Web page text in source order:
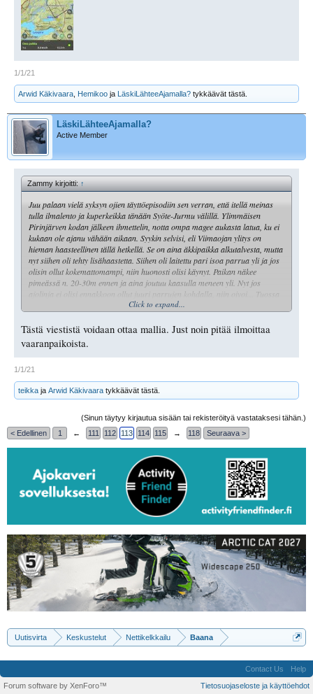
1/1/21
Arwid Käkivaara, Hemikoo ja LäskiLähteeAjamalla? tykkäävät tästä.
LäskiLähteeAjamalla?
Active Member
Zammy kirjoitti:↑
Juu palaan vielä syksyn ojien täyttöepisodiin sen verran, että itellä meinas
tulla ilmalento ja kuperkeikka tänään Syöte-Jurmu välillä. Ylimmäisen
Pirinjärven kodan jälkeen ihmettelin, notta ompa magee aukasta latua, ku ei
kukaan ole ajanu vähään aikaan. Syykin selvisi, eli Viimaojan ylitys on
hieman haasteellinen tällä hetkellä. Se on aina äkkipaikka alkutalvesta, mutta
nyt siihen oli tehty lisähaastetta. Siihen oli laitettu pari isoa parrua yli ja jos
olisin ollut kokemattomampi, niin huonosti olisi käynyt. Paikan näkee
pimeässä n. 20-30m ennen ja aina joutuu kaasulla meneen yli. Nyt jos
ajolinja ei olisi ennakkoon ollut juuri parrujen kohdalla, niin oivoi... Tuossa
on vettä reiteen asti ja sulaa on parrujen kohdalla 3m ja ranassa jääkannas.
tämmöstä tuuri pelleä joka ehtii painaa lämän pohjaan. Reitithän pitäisi olla
erityisesti ojien suhteen sellaisia, että niistä pääsee yli laillisella nopeudella,
tuosta ei pääse ku +80km/h ja sukset ilmassa.
Pitää huomenna laittaa viestiä poolille ja viranomaisille, että laittavat edes
varotukset ennen paikkaa. Tarvittaessa tuon pääsee kiertämään Lohivaaran
mettäautoteiden kautta, mutta eipä tuota ennakkoon osannu varoa.
View attachment 27624
Click to expand...
Tästä viestistä voidaan ottaa mallia. Just noin pitää ilmoittaa
vaaranpaikoista.
1/1/21
teikka ja Arwid Käkivaara tykkäävät tästä.
(Sinun täytyy kirjautua sisään tai rekisteröityä vastataksesi tähän.)
< Edellinen
1 ← 111 112 113 114 115 → 118 Seuraava >
Uutisvirta Keskustelut Nettikelkkailu Baana
Contact Us
Help
Tietosuojaseloste ja käyttöehdot
Forum software by XenForo™